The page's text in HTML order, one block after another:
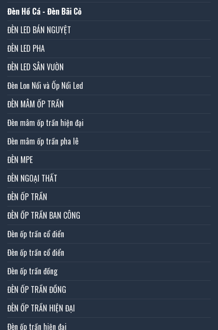
Đèn Hồ Cá - Đèn Bãi Cỏ
ĐÈN LED BÁN NGUYỆT
ĐÈN LED PHA
ĐÈN LED SÂN VƯỜN
Đèn Lon Nổi và Ốp Nổi Led
ĐÈN MÂM ỐP TRẦN
Đèn mâm ốp trần hiện đại
Đèn mâm ốp trần pha lê
ĐÈN MPE
ĐÈN NGOẠI THẤT
ĐÈN ỐP TRẦN
ĐÈN ỐP TRẦN BAN CÔNG
Đèn ốp trần cổ điển
Đèn ốp trần cổ điển
Đèn ốp trần đồng
ĐÈN ỐP TRẦN ĐỒNG
ĐÈN ỐP TRẦN HIỆN ĐẠI
Đèn ốp trần hiện đại